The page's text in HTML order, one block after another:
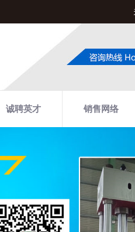
诚聘英才 销售网络